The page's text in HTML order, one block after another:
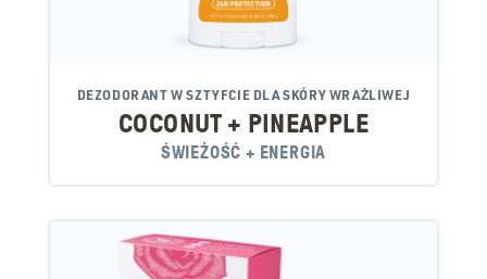
DEZODORANT W SZTYFCIE DLA SKÓRY WRAŻLIWEJ
COCONUT + PINEAPPLE
ŚWIEŻOŚĆ + ENERGIA